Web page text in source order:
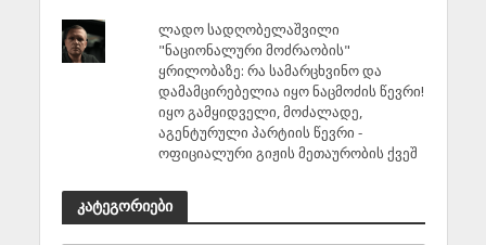
ლადო სადღობელაშვილი
"ნაციონალური მოძრაობის"
ყრილობაზე: რა სამარცხვინო და
დამამცირებელია იყო ნაცმოძის წევრი!
იყო გამყიდველი, მოძალადე,
აგენტურული პარტიის წევრი -
ოფიციალური გიჟის მეთაურობის ქვეშ
კატეგორიები